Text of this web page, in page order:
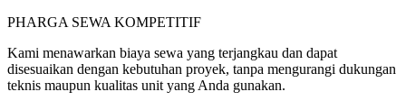
PHARGA SEWA KOMPETITIF
Kami menawarkan biaya sewa yang terjangkau dan dapat
disesuaikan dengan kebutuhan proyek, tanpa mengurangi dukungan
teknis maupun kualitas unit yang Anda gunakan.